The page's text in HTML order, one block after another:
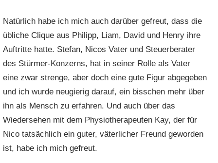
Natürlich habe ich mich auch darüber gefreut, dass die
übliche Clique aus Philipp, Liam, David und Henry ihre
Auftritte hatte. Stefan, Nicos Vater und Steuerberater
des Stürmer-Konzerns, hat in seiner Rolle als Vater
eine zwar strenge, aber doch eine gute Figur abgegeben
und ich wurde neugierig darauf, ein bisschen mehr über
ihn als Mensch zu erfahren. Und auch über das
Wiedersehen mit dem Physiotherapeuten Kay, der für
Nico tatsächlich ein guter, väterlicher Freund geworden
ist, habe ich mich gefreut.